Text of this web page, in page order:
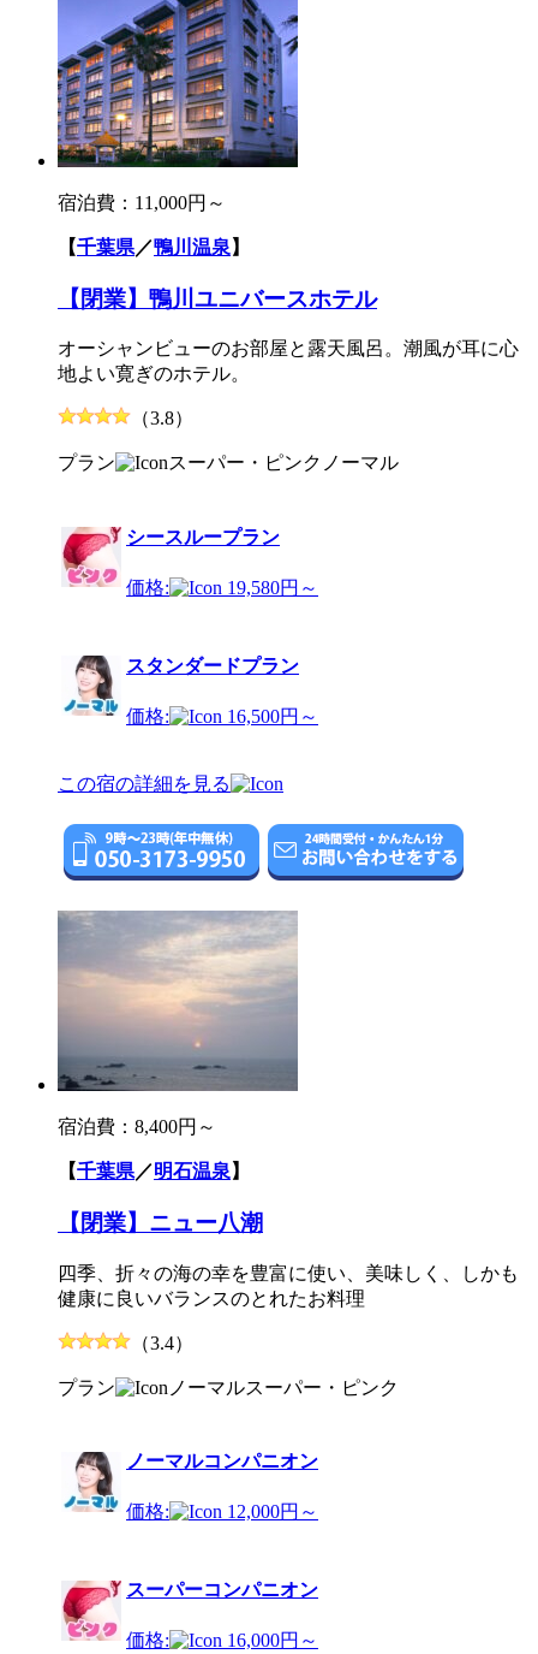
宿泊費： 11,000円～
【千葉県／鴨川温泉 】
【閉業】鴨川ユニバースホテル
オーシャンビューのお部屋と露天風呂。潮風が耳に心
地よい寛ぎのホテル。
（3.8）
プラン スーパー・ピンク ノーマル
シースループラン
価格: 19,580円～
スタンダードプラン
価格: 16,500円～
この宿の詳細を見る
宿泊費： 8,400円～
【千葉県／明石温泉】
【閉業】ニュー八潮
四季、折々の海の幸を豊富に使い、美味しく、しかも
健康に良いバランスのとれたお料理
（3.4）
プラン ノーマルスーパー・ピンク
ノーマルコンパニオン
価格: 12,000円～
スーパーコンパニオン
価格: 16,000円～